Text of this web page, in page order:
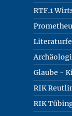
RTF.1
Glaube -
RIK
RIK